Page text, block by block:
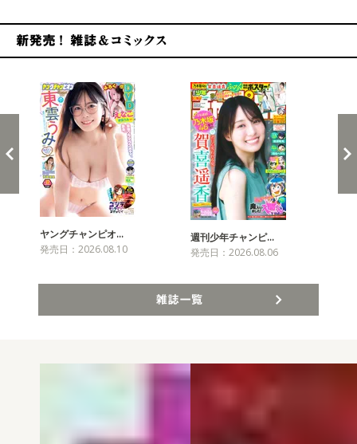
ヤングチャンピオ…
発売日：2026.08.10
週刊少年チャンピ…
発売日：2026.08.06